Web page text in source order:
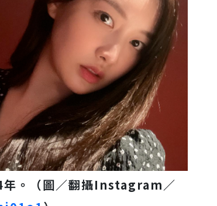
。（圖／翻攝Instagram／